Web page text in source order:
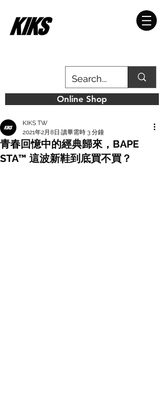
Online Shop
青春回憶中的經典歸來，BAPE
STA™ 這波新鞋到底買不買？
KIKS TW
2021年2月8日 讀畢需時 3 分鐘